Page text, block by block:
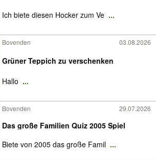
Ich biete diesen Hocker zum Ve ...
Bovenden 03.08.2026
Grüner Teppich zu verschenken
Hallo ...
Bovenden 29.07.2026
Das große Familien Quiz 2005 Spiel
Biete von 2005 das große Famil ...